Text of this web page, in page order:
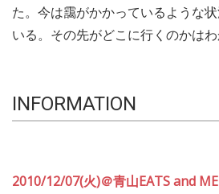
た。今は靄がかかっているような
いる。その先がどこに行くのかはわ
INFORMATION
2010/12/07(火)＠青山EATS and